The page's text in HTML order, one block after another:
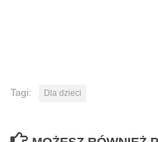
Tagi: Dla dzieci